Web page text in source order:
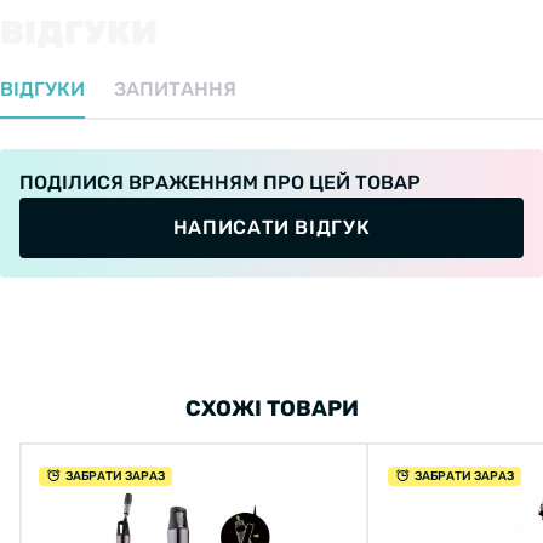
ВІДГУКИ ЗАПИТАННЯ
ПОДІЛИСЯ ВРАЖЕННЯМ ПРО ЦЕЙ ТОВАР
НАПИСАТИ ВІДГУК
СХОЖІ ТОВАРИ
ЗАБРАТИ ЗАРАЗ ЗАБРАТИ ЗАРАЗ